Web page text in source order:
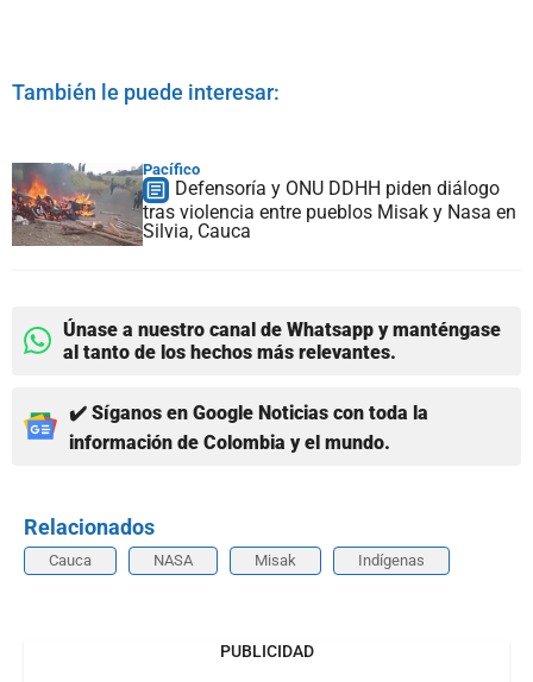
También le puede interesar:
Pacífico
Defensoría y ONU DDHH piden diálogo
tras violencia entre pueblos Misak y Nasa en
Silvia, Cauca
Únase a nuestro canal de Whatsapp y manténgase
al tanto de los hechos más relevantes.
✔️ Síganos en Google Noticias con toda la
información de Colombia y el mundo.
Relacionados
Cauca NASA Misak Indígenas
PUBLICIDAD